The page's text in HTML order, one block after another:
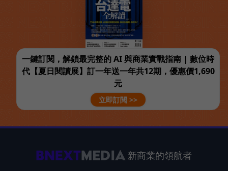
一鍵訂閱，解鎖最完整的 AI 與商業實戰指南 | 數位時
代【夏日閱讀展】訂一年送一年共12期，優惠價1,690
元
立即訂閱 >>
新商業的領航者